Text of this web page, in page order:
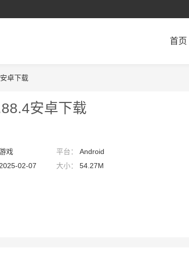
首页
卓下载
安卓下载
戏 平台：
Android
2025-02-07
大小： 54.27M